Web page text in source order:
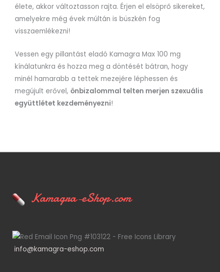
élete, akkor változtasson rajta. Érjen el elsöprő sikereket,
amelyekre még évek múltán is büszkén fog
visszaemlékezni!
Vessen egy pillantást eladó Kamagra Max 100 mg
kínálatunkra és hozza meg a döntését bátran, hogy
minél hamarabb a tettek mezejére léphessen és
megújult erővel, önbizalommal telten merjen szexuális
együttlétet kezdeményezni!
Kamagra-eShop.com
info@kamagra-eshop.com